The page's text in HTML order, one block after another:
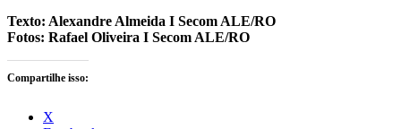
Texto: Alexandre Almeida I Secom ALE/RO
Fotos: Rafael Oliveira I Secom ALE/RO
Compartilhe isso:
X